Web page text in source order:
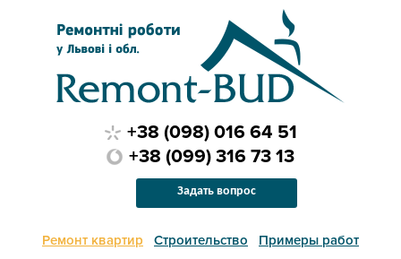
Ремонт квартир Строительство
Примеры работ
+38 (098) 016 64 51
+38 (099) 316 73 13
Задать вопрос